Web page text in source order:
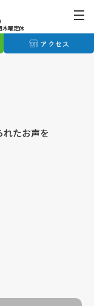
木曜定休
アクセス
れたお声を